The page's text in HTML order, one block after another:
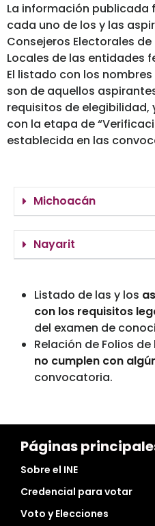
La información
cada uno de los y las
Consejeros Electorales
Locales de las entidades
El listado con los
son de aquellos
requisitos de
con la etapa de
establecida en las
Michoacán
Nayarit
Listado de las y los
con los requisitos
del examen de
Relación de Folios
no cumplen con
convocatoria.
Páginas
Sobre el INE
Credencial para votar
Voto y Elecciones